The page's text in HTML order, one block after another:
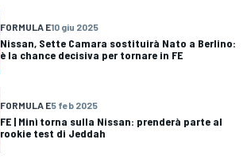
FORMULA E10 giu 2025
Nissan, Sette Camara sostituirà Nato a Berlino:
è la chance decisiva per tornare in FE
FORMULA E5 feb 2025
FE | Minì torna sulla Nissan: prenderà parte al
rookie test di Jeddah